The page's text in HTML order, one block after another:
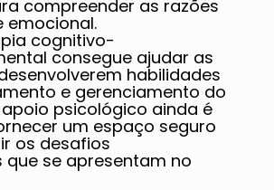
compreender as razões
emocional.
cognitivo-
consegue ajudar as
habilidades
e gerenciamento do
apoio psicológico ainda é
um espaço seguro
os desafios
que se apresentam no